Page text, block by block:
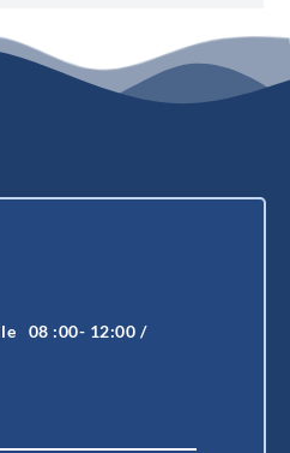
08 :00- 12:00 /